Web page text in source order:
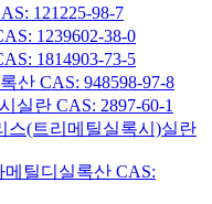
121225-98-7
1239602-38-0
1814903-73-5
산 CAS: 948598-97-8
실란 CAS: 2897-60-1
스(트리메틸실록시)실란
메틸디실록산 CAS: